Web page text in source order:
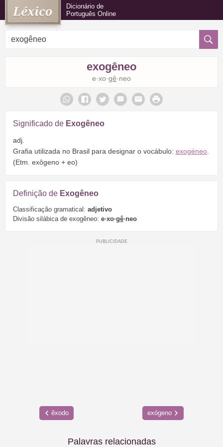
Dicionário de
Português Online
exogêneo
e·xo·gê·neo
Significado de Exogêneo
adj.
Grafia utilizada no Brasil para designar o vocábulo: exogéneo
(Etm. exôgeno + eo)
Definição de Exogêneo
Classificação gramatical: adjetivo
Divisão silábica de exogêneo: e·xo·gê·neo
êxodo exógeno
Palavras relacionadas